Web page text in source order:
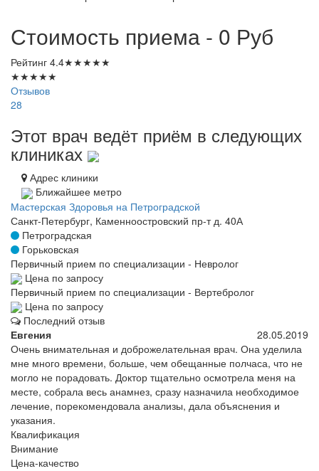
Стоимость приема - 0 Руб
Рейтинг 4.4★★★★★
★★★★★
Отзывов
28
Этот врач ведёт приём в следующих
клиниках
Адрес клиники
Ближайшее метро
Мастерская Здоровья на Петроградской
Санкт-Петербург, Каменноостровский пр-т д. 40А
Петроградская
Горьковская
Первичный прием по специализации - Невролог
Цена по запросу
Первичный прием по специализации - Вертебролог
Цена по запросу
Последний отзыв
Евгения
28.05.2019
Очень внимательная и доброжелательная врач. Она уделила
мне много времени, больше, чем обещанные полчаса, что не
могло не порадовать. Доктор тщательно осмотрела меня на
месте, собрала весь анамнез, сразу назначила необходимое
лечение, порекомендовала анализы, дала объяснения и
указания.
Квалификация
Внимание
Цена-качество